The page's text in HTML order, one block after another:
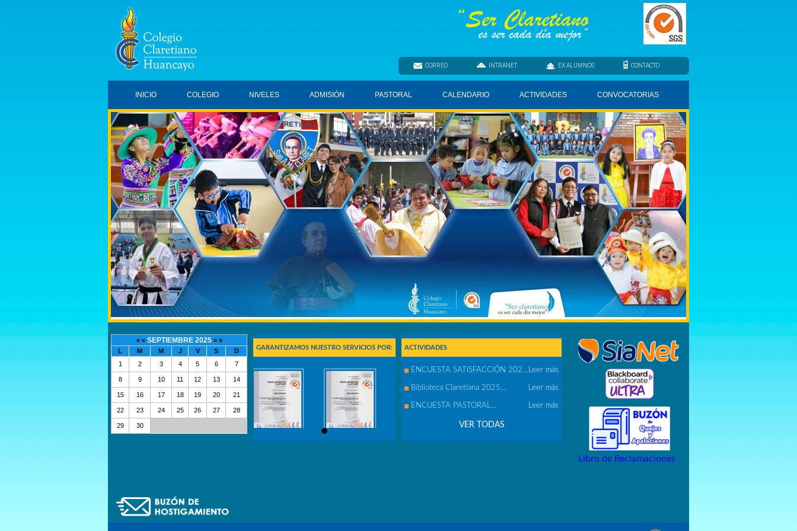
CORREO INTRANET EX ALUMNOS CONTACTO
INICIO COLEGIO NIVELES ADMISIÓN PASTORAL CALENDARIO ACTIVIDADES CONVOCATORIAS
« « SEPTIEMBRE 2025 » »
L
M M J V S
D
1
2 3 4 5 6 7
8 9 10 11 12 13 14
15 16 17 18 19 20 21
22 23 24 25 26 27 28
29 30
GARANTIZAMOS NUESTRO SERVICIOS POR: ACTIVIDADES
ENCUESTA SATISFACCIÓN 202... Leer más
Biblioteca Claretiana 2025... Leer más
ENCUESTA PASTORAL... Leer más
VER TODAS
Libro de Reclamaciones